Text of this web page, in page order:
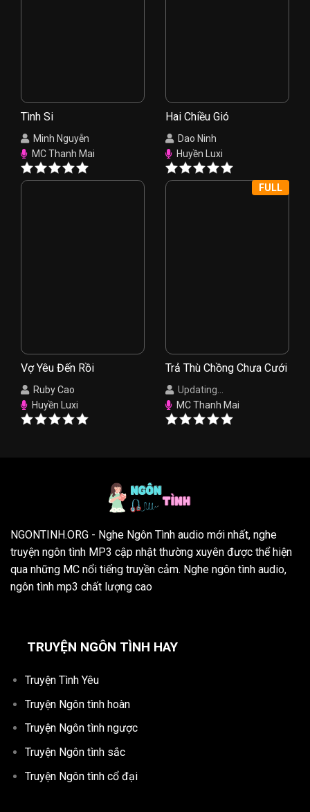
Tình Si
Minh Nguyễn
MC Thanh Mai
Hai Chiều Gió
Dao Ninh
Huyền Luxi
Vợ Yêu Đến Rồi
Ruby Cao
Huyền Luxi
Trả Thù Chồng Chưa Cưới
Updating...
MC Thanh Mai
FULL
NGONTINH.ORG - Nghe Ngôn Tình audio mới nhất, nghe
truyện ngôn tình MP3 cập nhật thường xuyên được thể hiện
qua những MC nổi tiếng truyền cảm. Nghe ngôn tình audio,
ngôn tình mp3 chất lượng cao
TRUYỆN NGÔN TÌNH HAY
Truyện Tình Yêu
Truyện Ngôn tình hoàn
Truyện Ngôn tình ngược
Truyện Ngôn tình sắc
Truyện Ngôn tình cổ đại